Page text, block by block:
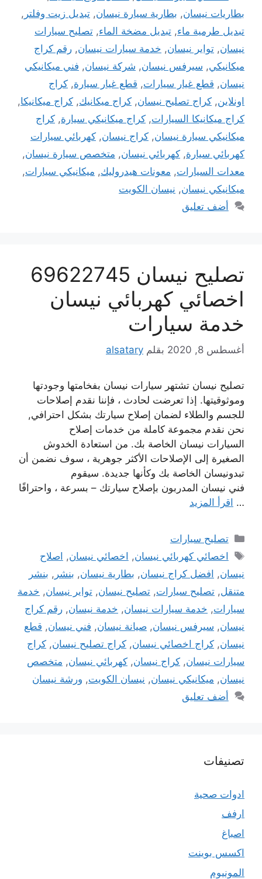
بطاريات نيسان, بطارية سيارة نيسان, تبديل زيت وفلتر ,
تبديل طرمية ماء, تبديل مضخة الماء, تصليح سيارات
نيسان, تواير نيسان, خدمة سيارات نيسان, رقم كراج
ميكانيكي, سيرفس نيسان, شركة نيسان, فني ميكانيكي
نيسان, قطع غيار سيارات, قطع غيار سيارة, كراج
اونلاين, كراج تصليح نيسان, كراج ميكانيك, كراج ميكانيكا,
كراج ميكانيكا السيارات, كراج ميكانيكي سيارة, كراج
ميكانيكي سيارة نيسان, كراج نيسان, كهربائي سيارات
كهربائي سيارة, كهربائي نيسان, متخصص سيارة نيسان,
معدات السيارات, معونات هيدروليك, ميكانيكي سيارات,
ميكانيكي نيسان, نيسان الكويت
أضف تعليق
تصليح نيسان 69622745
اخصائي كهربائي نيسان
خدمة سيارات
أغسطس 8, 2020 بقلم alsatary
تصليح نيسان تشتهر سيارات نيسان بفخامتها وجودتها
وموثوقيتها. إذا تعرضت لحادث ، فإننا نقدم إصلاحات
للجسم والطلاء لضمان إصلاح سيارتك بشكل احترافي,
نحن نقدم مجموعة كاملة من خدمات إصلاح
السيارات نيسان الخاصة بك. من استعادة الخدوش
الصغيرة إلى الإصلاحات الأكثر جوهرية ، سوف نضمن أن
تبدونيسان الخاصة بك وكأنها جديدة. سيقوم
فني نيسان المدربون بإصلاح سيارتك – بسرعة ، واحترافًا
… اقرأ المزيد
التصنيفات
تصليح سيارات
الوسوم
اخصائي كهربائي نيسان, اخصائي نيسان, اصلاح
نيسان, افضل كراج نيسان, بطارية نيسان, بنشر , بنشر
متنقل, تصليح سيارات, تصليح نيسان, تواير نيسان, خدمة
سيارات, خدمة سيارات نيسان, خدمة نيسان, رقم كراج
نيسان, سيرفس نيسان, صيانة نيسان, فني نيسان, قطع
نيسان, كراج اخصائي نيسان, كراج تصليح نيسان, كراج
سيارات نيسان, كراج نيسان, كهربائي نيسان, متخصص
نيسان, ميكانيكي نيسان, نيسان الكويت, ورشة نيسان
أضف تعليق
تصنيفات
ادوات صحية
ارفف
اصباغ
اكسس بوينت
المونيوم